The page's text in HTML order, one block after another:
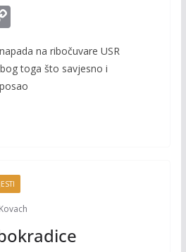
C
p
y
na ribočuvare USR
toga što savjesno i
Kovach